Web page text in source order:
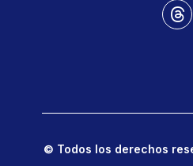
© Todos los derechos